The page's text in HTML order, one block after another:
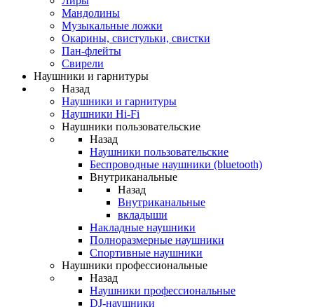
Мандолины
Музыкальные ложки
Окарины, свистульки, свистки
Пан-флейты
Свирели
Наушники и гарнитуры
Назад
Наушники и гарнитуры
Наушники Hi-Fi
Наушники пользовательские
Назад
Наушники пользовательские
Беспроводные наушники (bluetooth)
Внутриканальные
Назад
Внутриканальные
вкладыши
Накладные наушники
Полноразмерные наушники
Спортивные наушники
Наушники профессиональные
Назад
Наушники профессиональные
DJ-наушники